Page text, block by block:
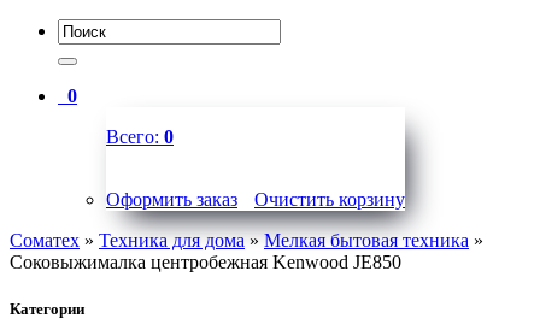
0
Всего: 0
Оформить заказ
Очистить корзину
Соматех » Техника для дома»Мелкая бытовая техника »
Соковыжималка центробежная Kenwood JE850
Категории